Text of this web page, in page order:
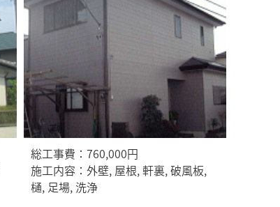
総工事費：760,000円
施工内容：外壁, 屋根, 軒裏, 破風板,
樋, 足場, 洗浄